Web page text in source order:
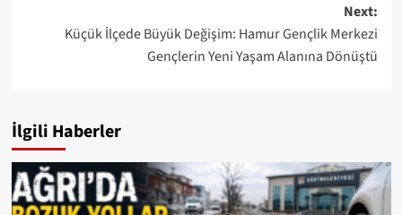
Next:
Küçük İlçede Büyük Değişim: Hamur Gençlik Merkezi
Gençlerin Yeni Yaşam Alanına Dönüştü
İlgili Haberler